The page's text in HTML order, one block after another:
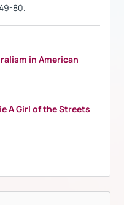
80.
in American
A Girl of the Streets